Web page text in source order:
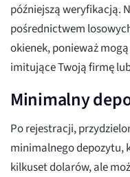
późniejszą weryfikacją.
pośrednictwem
okienek, ponieważ
imitujące Twoją firmę
Minimalny
Po rejestracji,
minimalnego depozytu,
kilkuset dolarów, ale